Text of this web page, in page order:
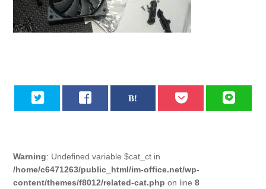
Warning: Undefined variable $cat_ct in
/home/c6471263/public_html/im-office.net/wp-
content/themes/f8012/related-cat.php on line8